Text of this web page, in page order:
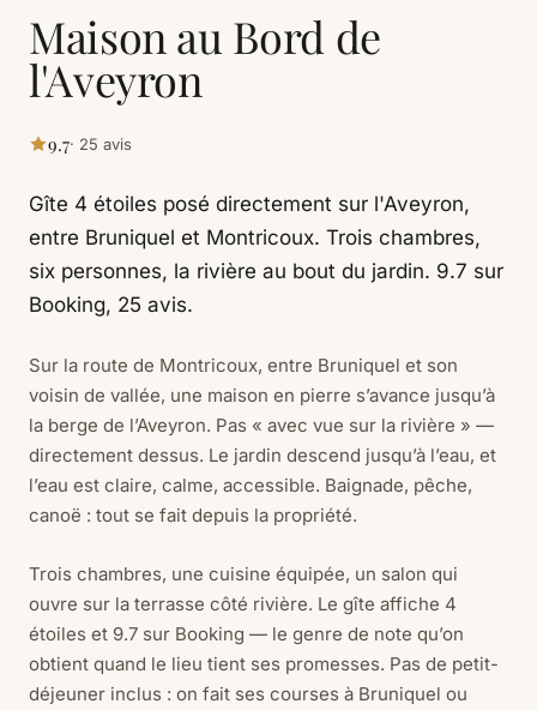
Maison au Bord de
l'Aveyron
9.7· 25 avis
Gîte 4 étoiles posé directement sur l'Aveyron,
entre Bruniquel et Montricoux. Trois chambres,
six personnes, la rivière au bout du jardin. 9.7 sur
Booking, 25 avis.
Sur la route de Montricoux, entre Bruniquel et son
voisin de vallée, une maison en pierre s’avance jusqu’à
la berge de l’Aveyron. Pas « avec vue sur la rivière » —
directement dessus. Le jardin descend jusqu’à l’eau, et
l’eau est claire, calme, accessible. Baignade, pêche,
canoë : tout se fait depuis la propriété.
Trois chambres, une cuisine équipée, un salon qui
ouvre sur la terrasse côté rivière. Le gîte affiche 4
étoiles et 9.7 sur Booking — le genre de note qu’on
obtient quand le lieu tient ses promesses. Pas de petit-
déjeuner inclus : on fait ses courses à Bruniquel ou